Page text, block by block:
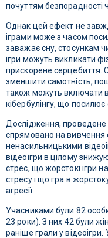
почуттям безпорадності
Однак цей ефект не
іграми може з часом
заважає сну, стосункам
ігри можуть викликати
прискорене серцебиття.
зменшити самотність,
також можуть включати
кібербулінгу, що посилює
Дослідження, проведене
спрямовано на вивчення
ненасильницькими
відеоігри в цілому
стрес, що жорстокі ігри
стресу і що гра в
агресії.
Учасниками були 82
23 роки). З них 42 були
раніше грали у